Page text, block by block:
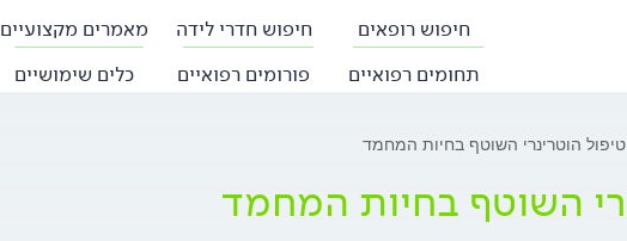
חיפוש רופאים חיפוש חדרי לידה מאמרים מקצועיים
תחומים רפואיים
פורומים רפואיים כלים שימושיים
הוטרינרי השוטף בחיות המחמד
השוטף בחיות המחמד